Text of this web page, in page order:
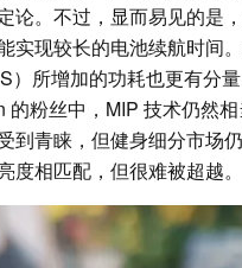
论。不过，显而易见的是
实现较长的电池续航时间
）所增加的功耗也更有分
的粉丝中，MIP 技术仍然
到青睐，但健身细分市场
度相匹配，但很难被超越。